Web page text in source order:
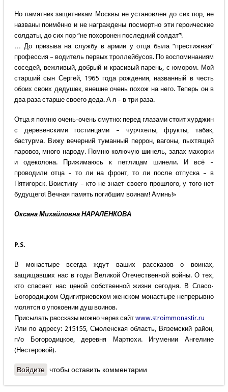
Но памятник защитникам Москвы не установлен до сих пор, не
названы поимённо и не награждены посмертно эти героические
солдаты, до сих пор “не похоронен последний солдат”!
… До призыва на службу в армии у отца была “престижная”
профессия – водитель первых троллейбусов. По воспоминаниям
соседей, вежливый, добрый и красивый парень, с юмором. Мой
старший сын Сергей, 1965 года рождения, названный в честь
обоих своих дедушек, внешне очень похож на него. Теперь он в
два раза старше своего деда. А я – в три раза.
Отца я помню очень-очень смутно: перед глазами стоит хурджин
с деревенскими гостинцами – чурчхелы, фрукты, табак,
бастурма. Вижу вечерний туманный перрон, вагоны, пыхтящий
паровоз, много народу. Помню колючую шинель, запах махорки
и одеколона. Прижимаюсь к петлицам шинели. И всё –
проводили отца – то ли на фронт, то ли после отпуска – в
Пятигорск. Воистину – кто не знает своего прошлого, у того нет
будущего! Вечная память погибшим воинам! Аминь!»
Оксана Михайловна НАРАЛЕНКОВА
P.S.
В монастыре всегда ждут ваших рассказов о воинах,
защищавших нас в годы Великой Отечественной войны. О тех,
кто спасает нас ценой собственной жизни сегодня. В Спасо-
Богородицком Одигитриевском женском монастыре непрерывно
молятся о упокоении душ воинов.
Присылать рассказы можно через сайт www.stroimmonastir.ru
Или по адресу: 215155, Смоленская область, Вяземский район,
п/о Богородицкое, деревня Мартюхи. Игумении Ангелине
(Нестеровой).
Войдите чтобы оставить комментарии